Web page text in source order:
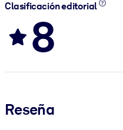
Clasificación editorial
8
Reseña